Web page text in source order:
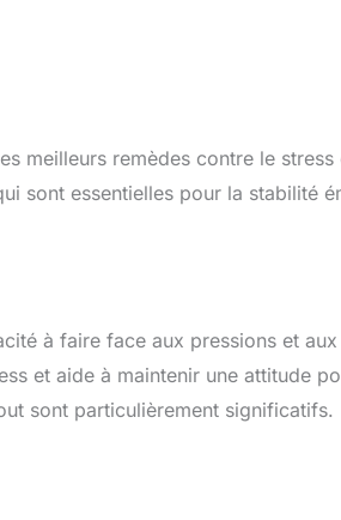
meilleurs remèdes contre le
sont essentielles pour la stabilité
à faire face aux pressions et
et aide à maintenir une attitude
sont particulièrement significatifs.